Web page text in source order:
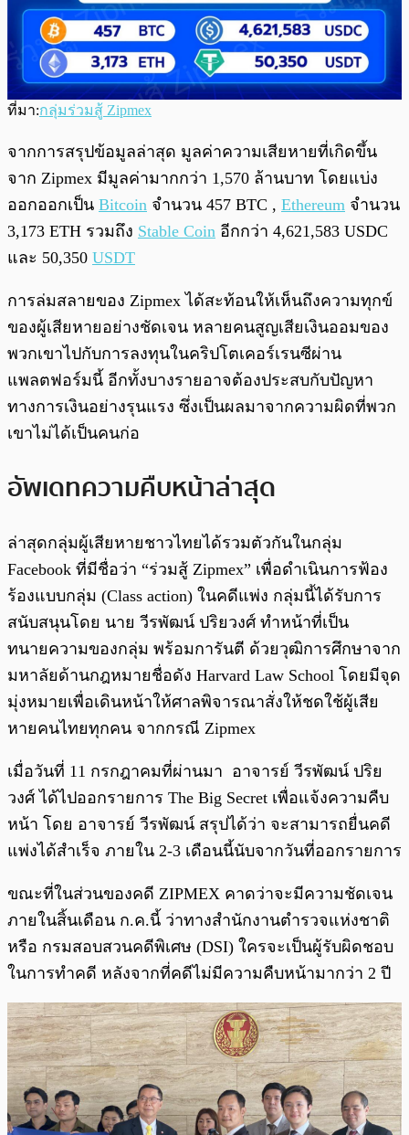
ที่มา:กลุ่มร่วมสู้ Zipmex
จากการสรุปข้อมูลล่าสุด มูลค่าความเสียหายที่เกิดขึ้น
จาก Zipmex มีมูลค่ามากกว่า 1,570 ล้านบาท โดยแบ่ง
ออกออกเป็น Bitcoin จำนวน 457 BTC , Ethereum จำนวน
3,173 ETH รวมถึง Stable Coin อีกกว่า 4,621,583 USDC
และ 50,350 USDT
การล่มสลายของ Zipmex ได้สะท้อนให้เห็นถึงความทุกข์
ของผู้เสียหายอย่างชัดเจน หลายคนสูญเสียเงินออมของ
พวกเขาไปกับการลงทุนในคริปโตเคอร์เรนซีผ่าน
แพลตฟอร์มนี้ อีกทั้งบางรายอาจต้องประสบกับปัญหา
ทางการเงินอย่างรุนแรง ซึ่งเป็นผลมาจากความผิดที่พวก
เขาไม่ได้เป็นคนก่อ
อัพเดทความคืบหน้าล่าสุด
ล่าสุดกลุ่มผู้เสียหายชาวไทยได้รวมตัวกันในกลุ่ม
Facebook ที่มีชื่อว่า “ร่วมสู้ Zipmex” เพื่อดำเนินการฟ้อง
ร้องแบบกลุ่ม (Class action) ในคดีแพ่ง กลุ่มนี้ได้รับการ
สนับสนุนโดย นาย วีรพัฒน์ ปริยวงศ์ ทำหน้าที่เป็น
ทนายความของกลุ่ม พร้อมการันตี ด้วยวุฒิการศึกษาจาก
มหาลัยด้านกฎหมายชื่อดัง Harvard Law School โดยมีจุด
มุ่งหมายเพื่อเดินหน้าให้ศาลพิจารณาสั่งให้ชดใช้ผู้เสีย
หายคนไทยทุกคน จากกรณี Zipmex
เมื่อวันที่ 11 กรกฎาคมที่ผ่านมา อาจารย์ วีรพัฒน์ ปริย
วงศ์ ได้ไปออกรายการ The Big Secret เพื่อแจ้งความคืบ
หน้า โดย อาจารย์ วีรพัฒน์ สรุปได้ว่า จะสามารถยื่นคดี
แพ่งได้สำเร็จ ภายใน 2-3 เดือนนี้นับจากวันที่ออกรายการ
ขณะที่ในส่วนของคดี ZIPMEX คาดว่าจะมีความชัดเจน
ภายในสิ้นเดือน ก.ค.นี้ ว่าทางสำนักงานตำรวจแห่งชาติ
หรือ กรมสอบสวนคดีพิเศษ (DSI) ใครจะเป็นผู้รับผิดชอบ
ในการทำคดี หลังจากที่คดีไม่มีความคืบหน้ามากว่า 2 ปี